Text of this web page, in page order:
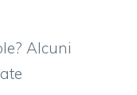
Alcuni